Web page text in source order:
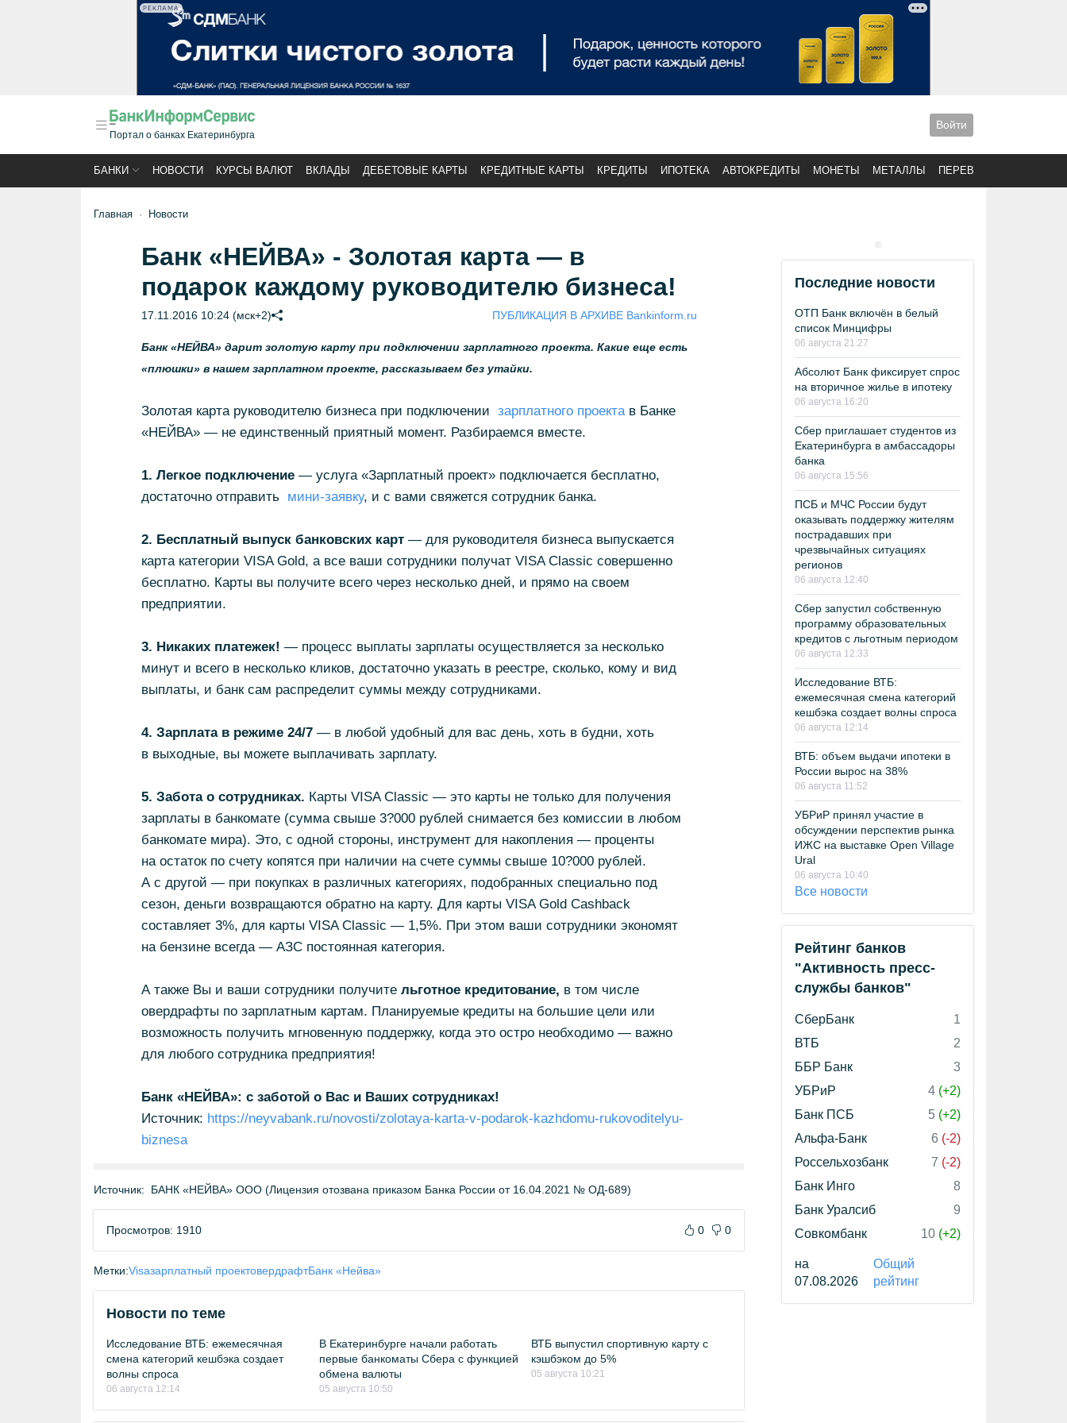
РЕКЛАМА
Портал о банках Екатеринбурга
Войти
БАНКИ НОВОСТИ КУРСЫ ВАЛЮТ ВКЛАДЫ ДЕБЕТОВЫЕ КАРТЫ КРЕДИТНЫЕ КАРТЫ КРЕДИТЫ ИПОТЕКА АВТОКРЕДИТЫ МОНЕТЫ МЕТАЛЛЫ ПЕРЕВОДЫ
Главная Новости
Банк «НЕЙВА» - Золотая карта — в
подарок каждому руководителю бизнеса!
17.11.2016 10:24 (мск+2) ПУБЛИКАЦИЯ В АРХИВЕ Bankinform.ru
Банк «НЕЙВА» дарит золотую карту при подключении зарплатного проекта. Какие еще есть
«плюшки» в нашем зарплатном проекте, рассказываем без утайки.
Золотая карта руководителю бизнеса при подключении зарплатногопроектав Банке
«НЕЙВА» — не единственный приятный момент. Разбираемся вместе.
1. Легкое подключение— услуга «Зарплатный проект» подключается бесплатно,
достаточно отправить мини-заявку, и с вами свяжется сотрудник банка.
2. Бесплатный выпуск банковских карт— для руководителя бизнеса выпускается
карта категории VISA Gold, а все ваши сотрудники получат VISA Classic совершенно
бесплатно. Карты вы получите всего через несколько дней, и прямо на своем
предприятии.
3. Никаких платежек! — процесс выплаты зарплаты осуществляется за несколько
минут и всего в несколько кликов, достаточно указать в реестре, сколько, кому и вид
выплаты, и банк сам распределит суммы между сотрудниками.
4. Зарплата в режиме 24/7— в любой удобный для вас день, хоть в будни, хоть
в выходные, вы можете выплачивать зарплату.
5. Забота о сотрудниках. Карты VISA Classic — это карты не только для получения
зарплаты в банкомате (сумма свыше 3?000 рублей снимается без комиссии в любом
банкомате мира). Это, с одной стороны, инструмент для накопления — проценты
на остаток по счету копятся при наличии на счете суммы свыше 10?000 рублей.
А с другой — при покупках в различных категориях, подобранных специально под
сезон, деньги возвращаются обратно на карту. Для карты VISA Gold Cashback
составляет 3%, для карты VISA Classic — 1,5%. При этом ваши сотрудники экономят
на бензине всегда — АЗС постоянная категория.
А также Вы и ваши сотрудники получительготное кредитование, в том числе
овердрафты по зарплатным картам. Планируемые кредиты на большие цели или
возможность получить мгновенную поддержку, когда это остро необходимо — важно
для любого сотрудника предприятия!
Банк «НЕЙВА»: с заботой о Вас и Ваших сотрудниках!
Источник: https://neyvabank.ru/novosti/zolotaya-karta-v-podarok-kazhdomu-rukovoditelyu-
biznesa
Источник: БАНК «НЕЙВА» ООО (Лицензия отозвана приказом Банка России от 16.04.2021 № ОД-689)
Просмотров: 1910 0 0
Метки:Visaзарплатный проектовердрафтБанк «Нейва»
Новости по теме
Исследование ВТБ: ежемесячная
смена категорий кешбэка создает
волны спроса
06 августа 12:14
В Екатеринбурге начали работать
первые банкоматы Сбера с функцией
обмена валюты
05 августа 10:50
ВТБ выпустил спортивную карту с
кэшбэком до 5%
05 августа 10:21
Последние новости
ОТП Банк включён в белый
список Минцифры
06 августа 21:27
Абсолют Банк фиксирует спрос
на вторичное жилье в ипотеку
06 августа 16:20
Сбер приглашает студентов из
Екатеринбурга в амбассадоры
банка
06 августа 15:56
ПСБ и МЧС России будут
оказывать поддержку жителям
пострадавших при
чрезвычайных ситуациях
регионов
06 августа 12:40
Сбер запустил собственную
программу образовательных
кредитов с льготным периодом
06 августа 12:33
Исследование ВТБ:
ежемесячная смена категорий
кешбэка создает волны спроса
06 августа 12:14
ВТБ: объем выдачи ипотеки в
России вырос на 38%
06 августа 11:52
УБРиР принял участие в
обсуждении перспектив рынка
ИЖС на выставке Open Village
Ural
06 августа 10:40
Все новости
Рейтинг банков
"Активность пресс-
службы банков"
СберБанк
1
ВТБ
2
ББР Банк
3
УБРиР
4 (+2)
Банк ПСБ
5 (+2)
Альфа-Банк
6 (-2)
Россельхозбанк
7 (-2)
Банк Инго
8
Банк Уралсиб
9
Совкомбанк
10 (+2)
на
07.08.2026
Общий
рейтинг